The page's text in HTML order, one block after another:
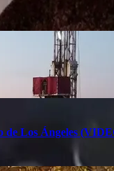
de Los Ángeles